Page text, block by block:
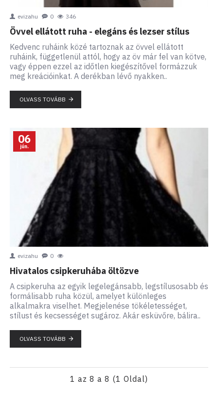
evizahu 0 346
Övvel ellátott ruha - elegáns és lezser stílus
Kedvenc ruháink közé tartoznak az övvel ellátott
ruháink, függetlenül attól, hogy az öv már fel van kötve,
vagy éppen ezzel az időtlen kiegészítővel formázzuk
meg kreációinkat. A derékban lévő nyakken..
OLVASS TOVÁBB
06
jún.
evizahu 0
Hivatalos csipkeruhába öltözve
A csipkeruha az egyik legelegánsabb, legstílusosabb és
formálisabb ruha közül, amelyet különleges
alkalmakra viselhet. Megjelenése tökéletességet,
stílust és kecsességet sugároz. Akár esküvőre, bálira..
OLVASS TOVÁBB
1 az 8 a 8 (1 Oldal)